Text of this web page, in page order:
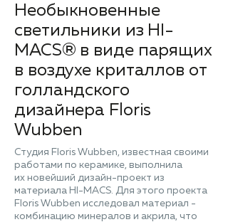
Необыкновенные
светильники из HI-
MACS® в виде парящих
в воздухе криталлов от
голландского
дизайнера Floris
Wubben
Студия Floris Wubben, известная своими
работами по керамике, выполнила
их новейший дизайн-проект из
материала HI-MACS. Для этого проекта
Floris Wubben исследовал материал -
комбинацию минералов и акрила, что